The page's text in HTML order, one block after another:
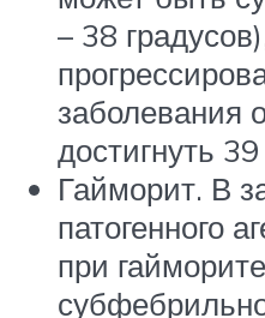
– 38
заболевания
достигнуть
Гайморит. В
патогенного
при